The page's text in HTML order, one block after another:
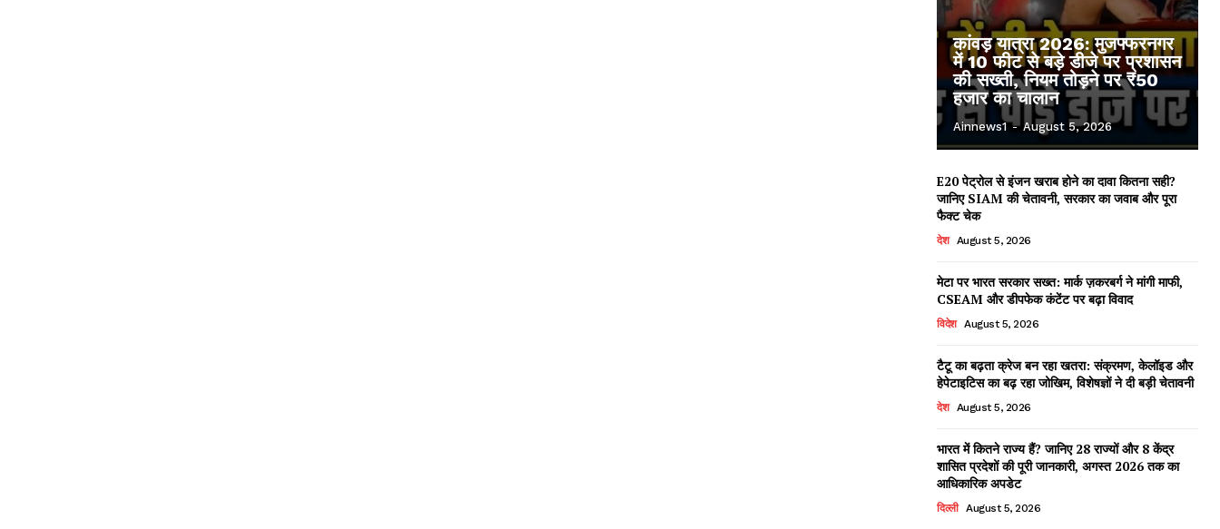
कांवड़ यात्रा 2026: मुजफ्फरनगर
में 10 फीट से बड़े डीजे पर प्रशासन
की सख्ती, नियम तोड़ने पर ₹50
हजार का चालान
Ainnews1 - August 5, 2026
E20 पेट्रोल से इंजन खराब होने का दावा कितना सही?
जानिए SIAM की चेतावनी, सरकार का जवाब और पूरा
फैक्ट चेक
देश August 5, 2026
मेटा पर भारत सरकार सख्त: मार्क ज़करबर्ग ने मांगी माफी,
CSEAM और डीपफेक कंटेंट पर बढ़ा विवाद
विदेश August 5, 2026
टैटू का बढ़ता क्रेज बन रहा खतरा: संक्रमण, केलॉइड और
हेपेटाइटिस का बढ़ रहा जोखिम, विशेषज्ञों ने दी बड़ी चेतावनी
देश August 5, 2026
भारत में कितने राज्य हैं? जानिए 28 राज्यों और 8 केंद्र
शासित प्रदेशों की पूरी जानकारी, अगस्त 2026 तक का
आधिकारिक अपडेट
दिल्ली August 5, 2026